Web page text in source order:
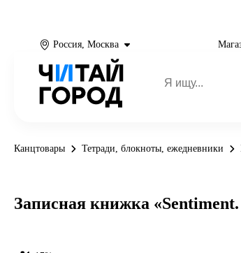
Россия, Москва
Канцтовары Тетради, блокноты, ежедневники
Записная книжка